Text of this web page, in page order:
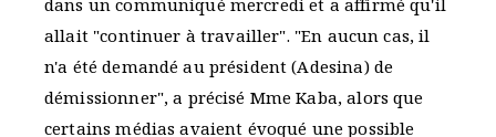
dans un communiqué mercredi et a affirmé qu'il
allait "continuer à travailler". "En aucun cas, il
n'a été demandé au président (Adesina) de
démissionner", a précisé Mme Kaba, alors que
certains médias avaient évoqué une possible